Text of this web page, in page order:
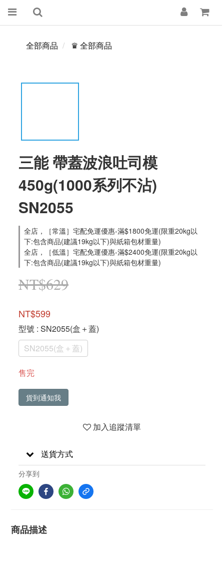
全部商品 ♛ 全部商品
三能 帶蓋波浪吐司模
450g(1000系列不沾)
SN2055
全店，［常溫］宅配免運優惠-滿$1800免運(限重20kg以
下:包含商品(建議19kg以下)與紙箱包材重量)
全店，［低溫］宅配免運優惠-滿$2400免運(限重20kg以
下:包含商品(建議19kg以下)與紙箱包材重量)
NT$629
NT$599
型號 : SN2055(盒＋蓋)
SN2055(盒＋蓋)
售完
貨到通知我
加入追蹤清單
送貨方式
分享到
商品描述